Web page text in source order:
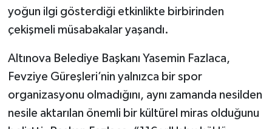
yoğun ilgi gösterdiği etkinlikte birbirinden
çekişmeli müsabakalar yaşandı.
Altınova Belediye Başkanı Yasemin Fazlaca,
Fevziye Güreşleri’nin yalnızca bir spor
organizasyonu olmadığını, aynı zamanda nesilden
nesile aktarılan önemli bir kültürel miras olduğunu